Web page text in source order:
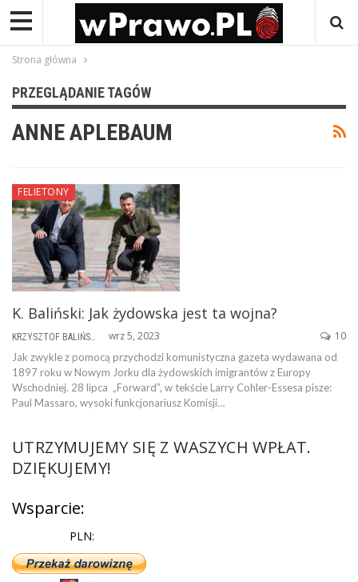
Strona główna
PRZEGLĄDANIE TAGÓW
ANNE APLEBAUM
FELIETONY
K. Baliński: Jak żydowska jest ta wojna?
wrz 5, 2023 10
Jak zwykle z pomocą przychodzi komunistyczna gazeta wydawana od
1897 roku w Nowym Jorku dla żydowskich imigrantów z Europy
Wschodniej. 28 lipca „Forward”, w tekście Larry Cohler-Essesa pisze:
Paul Massaro, wysoki funkcjonariusz Komisji…
UTRZYMUJEMY SIĘ Z WASZYCH WPŁAT.
DZIĘKUJEMY!
Wsparcie:
PLN: